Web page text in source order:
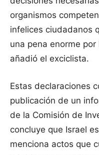
organismos
infelices ciudadanos
una pena enorme por
añadió el exciclista.
Estas declaraciones
publicación de un
de la Comisión de
concluye que Israel
menciona actos que